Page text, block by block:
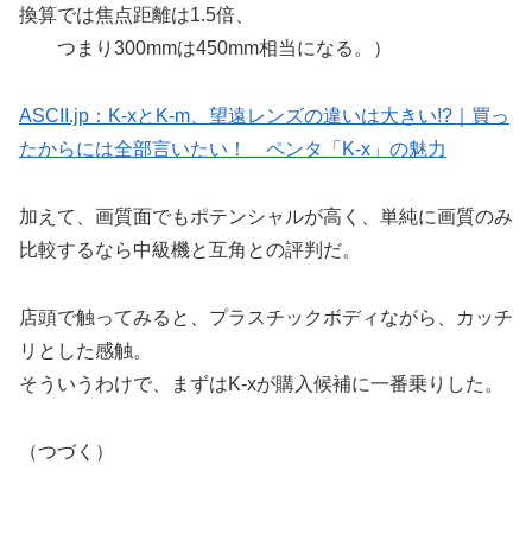
換算では焦点距離は1.5倍、
つまり300mmは450mm相当になる。）
ASCII.jp：K-xとK-m、望遠レンズの違いは大きい!?｜買っ
たからには全部言いたい！ ペンタ「K-x」の魅力
加えて、画質面でもポテンシャルが高く、単純に画質のみ
比較するなら中級機と互角との評判だ。
店頭で触ってみると、プラスチックボディながら、カッチ
リとした感触。
そういうわけで、まずはK-xが購入候補に一番乗りした。
（つづく）